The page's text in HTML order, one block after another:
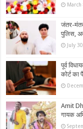
जंतर-
पुलिस,
July
पूर्व
कोर्ट
Amit
गायक